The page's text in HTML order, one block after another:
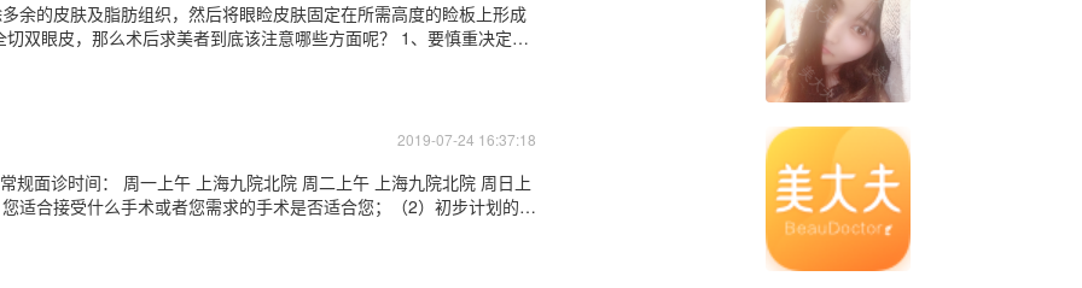
余的皮肤及脂肪组织，然后将眼睑皮肤固定在所需高度的睑板上形成
2019-07-24 16:37:18